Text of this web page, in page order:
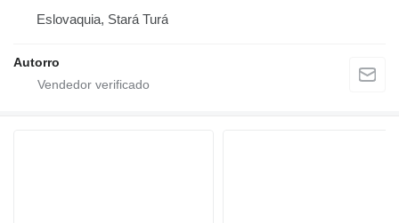
Eslovaquia, Stará Turá
Autorro